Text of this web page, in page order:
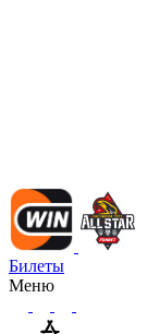
Билеты
Меню